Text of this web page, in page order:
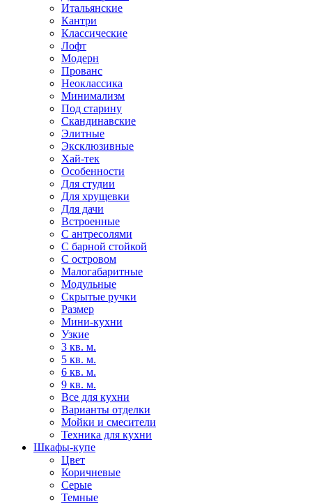
Итальянские
Кантри
Классические
Лофт
Модерн
Прованс
Неоклассика
Минимализм
Под старину
Скандинавские
Элитные
Эксклюзивные
Хай-тек
Особенности
Для студии
Для хрущевки
Для дачи
Встроенные
С антресолями
С барной стойкой
С островом
Малогабаритные
Модульные
Скрытые ручки
Размер
Мини-кухни
Узкие
3 кв. м.
5 кв. м.
6 кв. м.
9 кв. м.
Все для кухни
Варианты отделки
Мойки и смесители
Техника для кухни
Шкафы-купе
Цвет
Коричневые
Серые
Темные